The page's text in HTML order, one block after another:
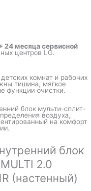
24 месяца сервисной
центров LG.
комнат и рабочих
тишина, мягкое
функции очистки.
блок мульти-сплит-
воздуха,
на комфорт
блок
2.0
(настенный)